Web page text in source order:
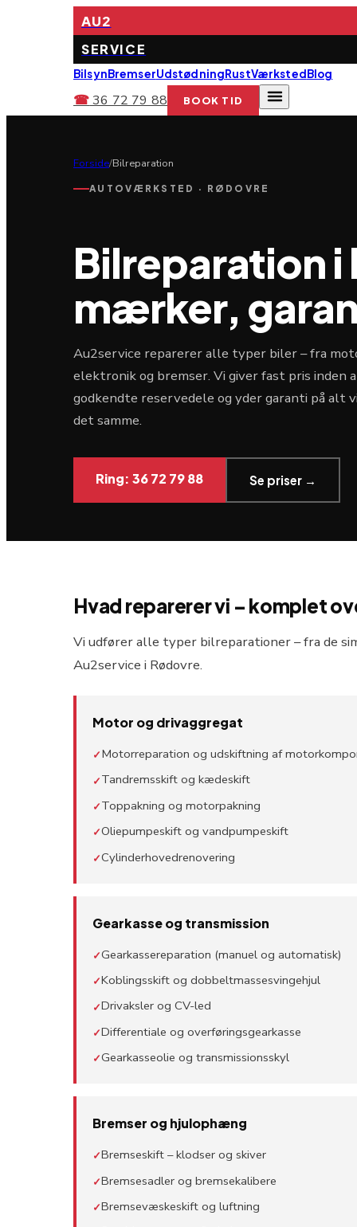
AU2
SERVICE
BilsynBremserUdstødningRustVærkstedBlog
☎36 72 79 88 BOOK TID
Forside/Bilreparation
AUTOVÆRKSTED · RØDOVRE
Bilreparation i
mærker,
Au2service reparerer alle typer biler – fra
elektronik og bremser. Vi giver fast pris inden
godkendte reservedele og yder garanti på alt
det samme.
Ring: 36 72 79 88 Se priser →
Hvad reparerer vi – komplet
Vi udfører alle typer bilreparationer – fra de
Au2service i Rødovre.
Motor og drivaggregat
✓Motorreparation og udskiftning af
✓Tandremsskift og kædeskift
✓Toppakning og motorpakning
✓Oliepumpeskift og vandpumpeskift
✓Cylinderhovedrenovering
Gearkasse og transmission
✓Gearkassereparation (manuel og automatisk)
✓Koblingsskift og dobbeltmassesvingehjul
✓Drivaksler og CV-led
✓Differentiale og overføringsgearkasse
✓Gearkasseolie og transmissionsskyl
Bremser og hjulophæng
✓Bremseskift – klodser og skiver
✓Bremsesadler og bremsekalibere
✓Bremsevæskeskift og luftning